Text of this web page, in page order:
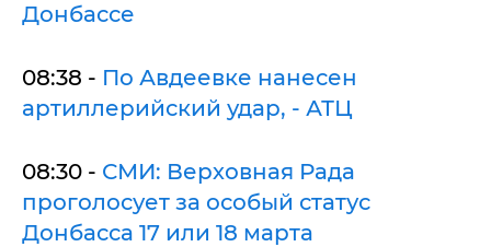
Донбассе
08:38 - По Авдеевке нанесен
артиллерийский удар, - АТЦ
08:30 - СМИ: Верховная Рада
проголосует за особый статус
Донбасса 17 или 18 марта